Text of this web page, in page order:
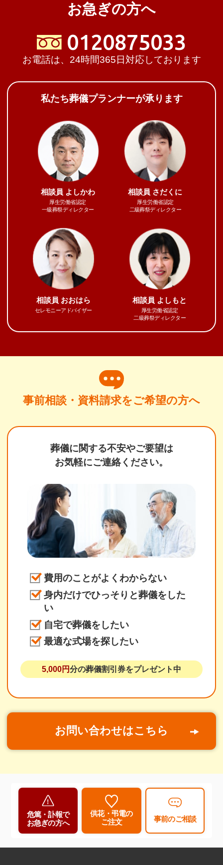
お急ぎの方へ
0120875033
お電話は、24時間365日対応しております
私たち葬儀プランナーが承ります
相談員 よしかわ
厚生労働省認定
一級葬祭ディレクター
相談員 さだくに
厚生労働省認定
二級葬祭ディレクター
相談員 おおはら
セレモニーアドバイザー
相談員 よしもと
厚生労働省認定
二級葬祭ディレクター
事前相談・資料請求をご希望の方へ
葬儀に関する不安やご要望は
お気軽にご連絡ください。
費用のことがよくわからない
身内だけでひっそりと葬儀をした
い
自宅で葬儀をしたい
最適な式場を探したい
5,000円分の葬儀割引券をプレゼント中
お問い合わせはこちら
危篤・訃報で
お急ぎの方へ
供花・弔電の
ご注文
事前のご相談